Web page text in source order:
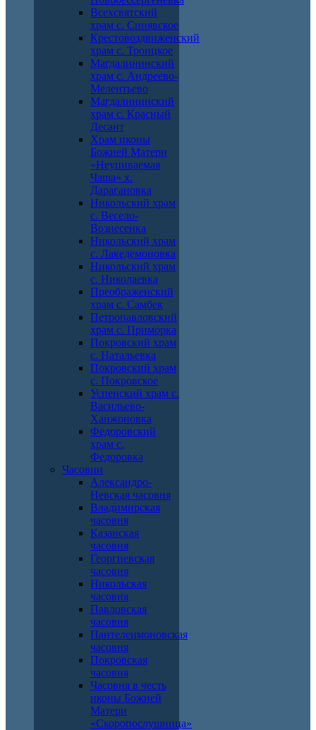
Всехсвятский
храм с. Синявское
Крестовоздвиженский
храм с. Троицкое
Магдалининский
храм с. Андреево-
Мелентьево
Магдалининский
храм с. Красный
Десант
Храм иконы
Божией Матери
«Неупиваемая
Чаша» х.
Дарагановка
Никольский храм
с. Весело-
Вознесенка
Никольский храм
с. Лакедемоновка
Никольский храм
с. Николаевка
Преображенский
храм с. Самбек
Петропавловский
храм с. Приморка
Покровский храм
с. Натальевка
Покровский храм
с. Покровское
Успенский храм с.
Васильево-
Ханжоновка
Федоровский
храм с.
Федоровка
Часовни
Александро-
Невская часовня
Владимирская
часовня
Казанская
часовня
Георгиевская
часовня
Никольская
часовня
Павловская
часовня
Пантелеимоновская
часовня
Покровская
часовня
Часовня в честь
иконы Божией
Матери
«Скоропослушница»